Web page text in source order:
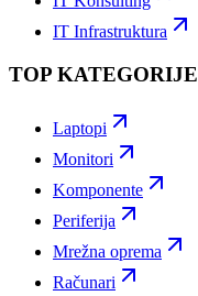
IT Infrastruktura
TOP KATEGORIJE
Laptopi
Monitori
Komponente
Periferija
Mrežna oprema
Računari